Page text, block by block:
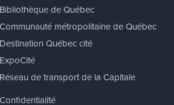
Bibliothèque de Québec
Communauté métropolitaine de Québec
Destination Québec cité
ExpoCité
Réseau de transport de la Capitale
Confidentialité